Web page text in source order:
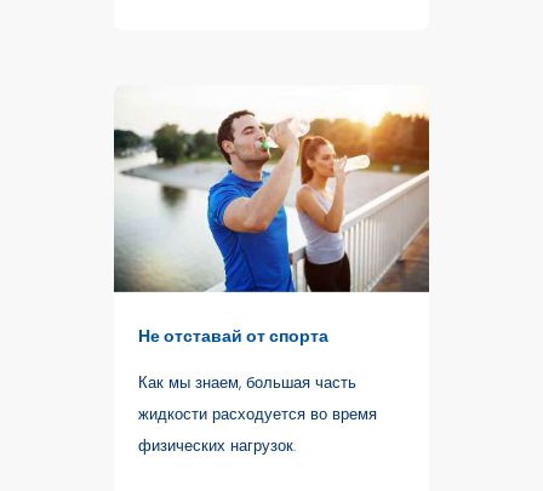
Не отставай от спорта
Как мы знаем, большая часть
жидкости расходуется во время
физических нагрузок.